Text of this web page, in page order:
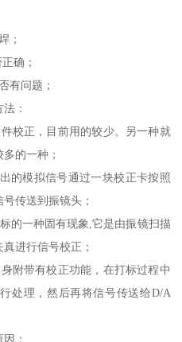
；
确；
有问题；
：
校正，目前用的较少。另一种就
的一种；
的模拟信号通过一块校正卡按照
传送到振镜头；
的一种固有现象,它是由振镜扫描
进行信号校正；
附带有校正功能，在打标过程中
处理，然后再将信号传送给D/A
：